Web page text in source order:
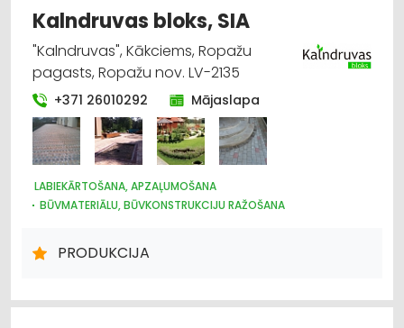
DĀRZA TEHNIKA UN INVENTĀRS
LAUKSAIMNIECĪBAS TEHNIKAS UN TRAKTORTEHNIKAS
LABOŠANA, REMONTS
Kalndruvas bloks, SIA
"Kalndruvas", Kākciems, Ropažu
pagasts, Ropažu nov. LV-2135
+371 26010292 Mājaslapa
LABIEKĀRTOŠANA, APZAĻUMOŠANA
BŪVMATERIĀLU, BŪVKONSTRUKCIJU RAŽOŠANA
PRODUKCIJA